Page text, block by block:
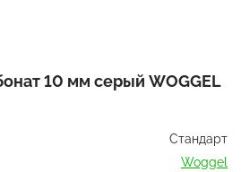
10 мм серый WOGGEL
Стандарт
Woggel